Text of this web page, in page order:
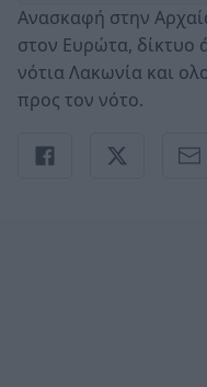
Aνασκαφή στην
στον Ευρώτα, δίκτυο
νότια Λακωνία και
προς τον νότο.